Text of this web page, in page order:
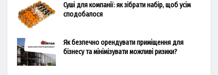
Суші для компанії: як зібрати набір, щоб усім
сподобалося
Як безпечно орендувати приміщення для
бізнесу та мінімізувати можливі ризики?